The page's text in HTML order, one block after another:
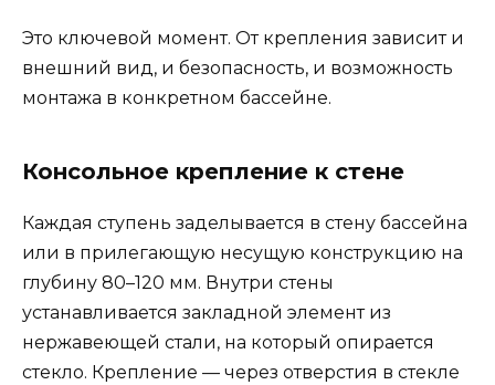
Это ключевой момент. От крепления зависит и
внешний вид, и безопасность, и возможность
монтажа в конкретном бассейне.
Консольное крепление к стене
Каждая ступень заделывается в стену бассейна
или в прилегающую несущую конструкцию на
глубину 80–120 мм. Внутри стены
устанавливается закладной элемент из
нержавеющей стали, на который опирается
стекло. Крепление — через отверстия в стекле